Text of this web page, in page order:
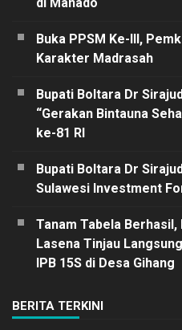
Buka PPSM Ke-III,
Karakter Madrasah
Bupati Boltara Dr
“Gerakan Bintauna
ke-81 RI
Bupati Boltara Dr
Sulawesi Investment
Tanam Tabela
Lasena Tinjau
IPB 15S di Desa Gihang
BERITA TERKINI